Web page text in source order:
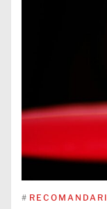
# RECOMANDARI